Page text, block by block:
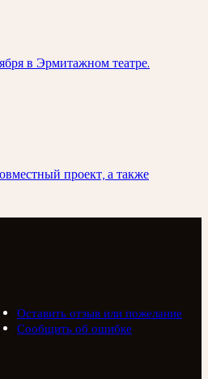
в Эрмитажном театре.
проект, а также
Оставить отзыв или пожелание
Сообщить об ошибке